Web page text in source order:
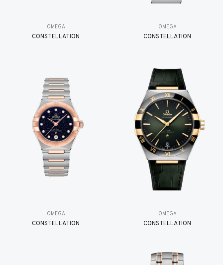
OMEGA
CONSTELLATION
OMEGA
CONSTELLATION
OMEGA
CONSTELLATION
OMEGA
CONSTELLATION